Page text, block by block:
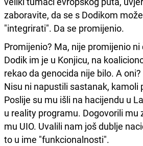
zaboravite, da se s Dodikom
"integrirati". Da se promijenio.
Promijenio? Ma, nije promijenio ni
Dodik im je u Konjicu, na
rekao da genocida nije bilo. A
Nisu ni napustili sastanak, kamoli
Poslije su mu išli na hacijendu u
u reality programu. Dogovorili mu
mu UIO. Uvalili nam još dublje
to u ime "funkcionalnosti".